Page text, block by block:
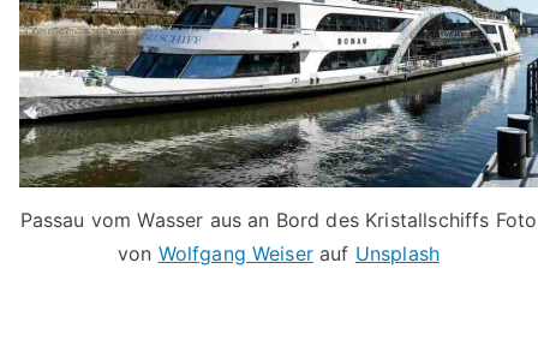
Passau vom Wasser aus an Bord des Kristallschiffs Foto
von Wolfgang Weiserauf Unsplash